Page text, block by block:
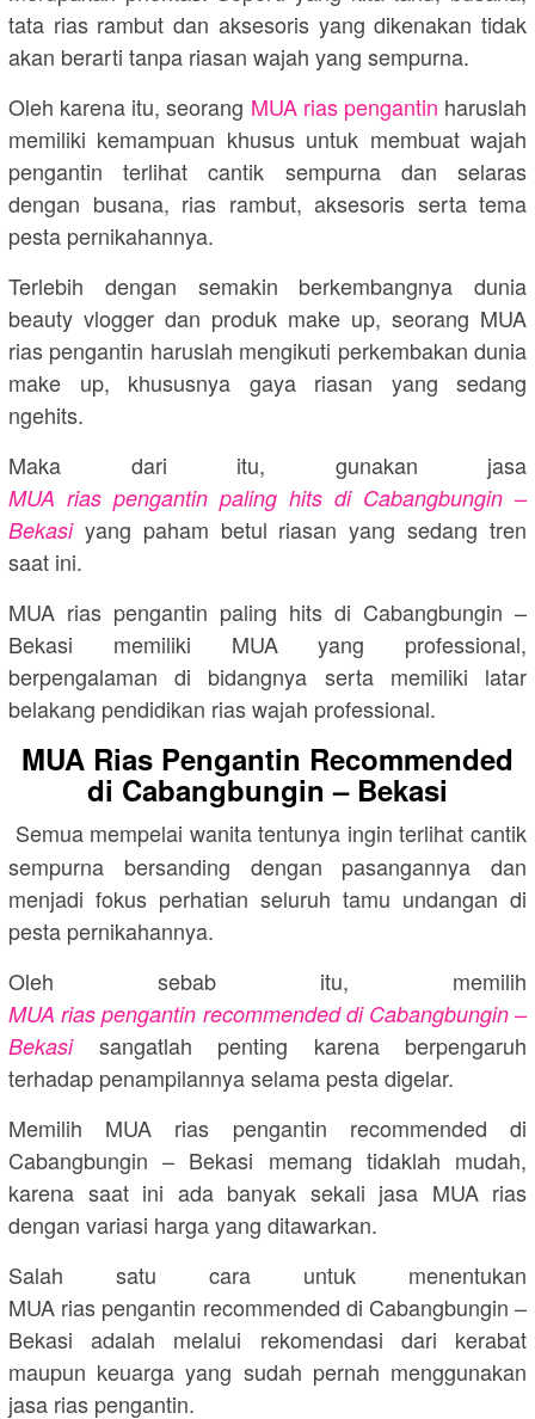
tata rias rambut dan aksesoris yang dikenakan tidak
akan berarti tanpa riasan wajah yang sempurna.
Oleh karena itu, seorang MUA rias pengantin haruslah
memiliki kemampuan khusus untuk membuat wajah
pengantin terlihat cantik sempurna dan selaras
dengan busana, rias rambut, aksesoris serta tema
pesta pernikahannya.
Terlebih dengan semakin berkembangnya dunia
beauty vlogger dan produk make up, seorang MUA
rias pengantin haruslah mengikuti perkembakan dunia
make up, khususnya gaya riasan yang sedang
ngehits.
Maka dari itu, gunakan jasa
MUA rias pengantin paling hits di Cabangbungin –
Bekasiyang paham betul riasan yang sedang tren
saat ini.
MUA rias pengantin paling hits di Cabangbungin –
Bekasi memiliki MUA yang professional,
berpengalaman di bidangnya serta memiliki latar
belakang pendidikan rias wajah professional.
MUA Rias Pengantin Recommended
di Cabangbungin – Bekasi
Semua mempelai wanita tentunya ingin terlihat cantik
sempurna bersanding dengan pasangannya dan
menjadi fokus perhatian seluruh tamu undangan di
pesta pernikahannya.
Oleh sebab itu, memilih
MUA rias pengantin recommended di Cabangbungin –
Bekasisangatlah penting karena berpengaruh
terhadap penampilannya selama pesta digelar.
Memilih MUA rias pengantin recommended di
Cabangbungin – Bekasi memang tidaklah mudah,
karena saat ini ada banyak sekali jasa MUA rias
dengan variasi harga yang ditawarkan.
Salah satu cara untuk menentukan
MUA rias pengantin recommended di Cabangbungin –
Bekasi adalah melalui rekomendasi dari kerabat
maupun keuarga yang sudah pernah menggunakan
jasa rias pengantin.